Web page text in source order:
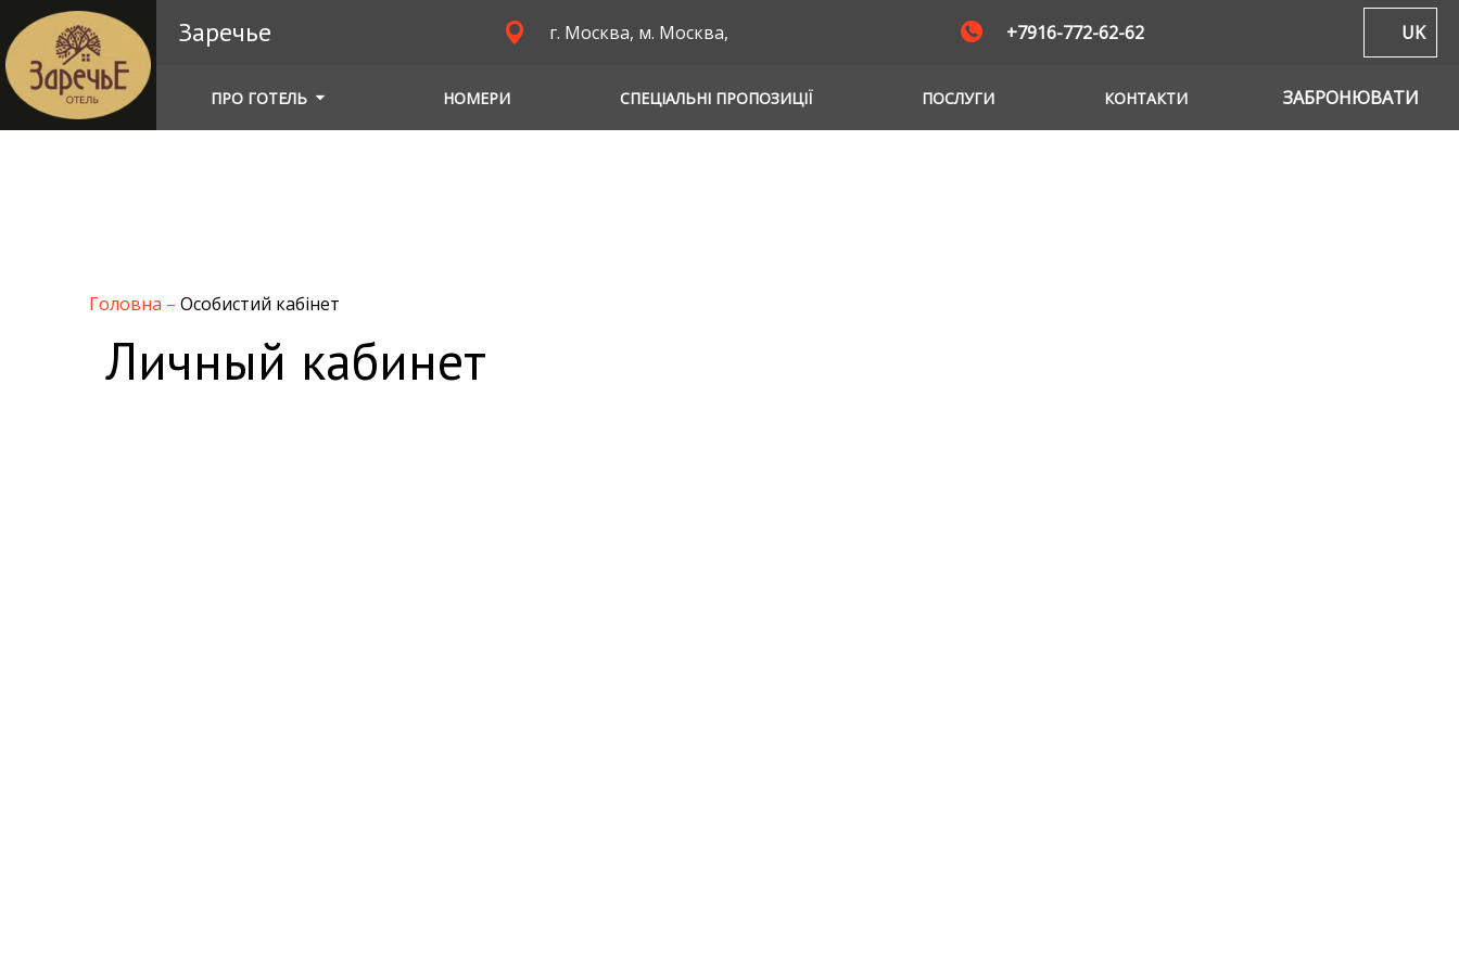
Заречье г. Москва, м. Москва, +7916-772-62-62 UK
ПРО ГОТЕЛЬ НОМЕРИ СПЕЦІАЛЬНІ ПРОПОЗИЦІЇ ПОСЛУГИ КОНТАКТИ ЗАБРОНЮВАТИ
Головна – Особистий кабінет
Личный кабинет